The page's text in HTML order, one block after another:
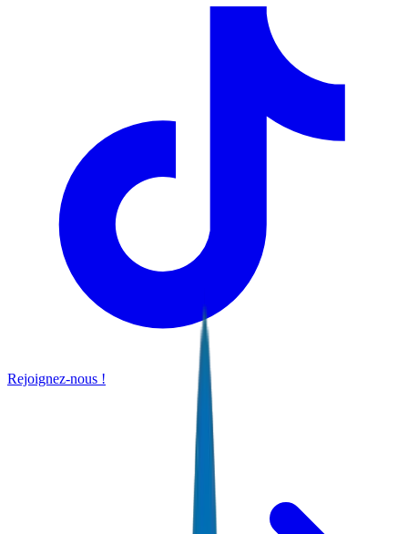
Rejoignez-nous !